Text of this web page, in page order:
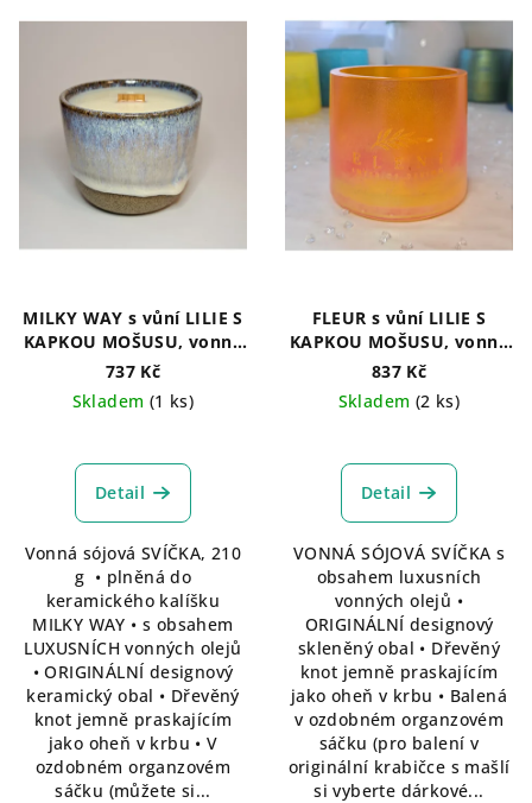
d
ý
d
kMILKY WAY s vůní LILIE S
KAPKOU MOŠUSU, vonná
svíčka 210 g
737 Kč
Skladem (1 ks)
hodnocení
produktu
z
5
hvězdiček.
Detail
Vonná sójová SVÍČKA, 210
g • plněná do
keramického kalíšku
MILKY WAY • s obsahem
LUXUSNÍCH vonných olejů
• ORIGINÁLNÍ designový
keramický obal • Dřevěný
knot jemně praskajícím
jako oheň v krbu • V
ozdobném organzovém
sáčku (můžete si...
FLEUR s vůní LILIE S
KAPKOU MOŠUSU, vonná
svíčka MAXI NÁPLŇ 360 g
837 Kč
Skladem (2 ks)
Detail
VONNÁ SÓJOVÁ SVÍČKA s
obsahem luxusních
vonných olejů •
ORIGINÁLNÍ designový
skleněný obal • Dřevěný
knot jemně praskajícím
jako oheň v krbu • Balená
v ozdobném organzovém
sáčku (pro balení v
originální krabičce s mašlí
si vyberte dárkové...